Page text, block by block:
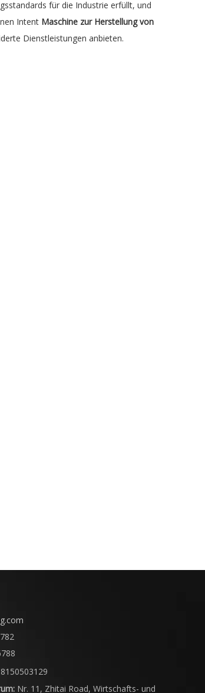
für die Industrie erfüllt, und
Intent Maschine zur Herstellung von
Dienstleistungen anbieten.
Nr. 11, Zhitai Road, Wirtschafts- und